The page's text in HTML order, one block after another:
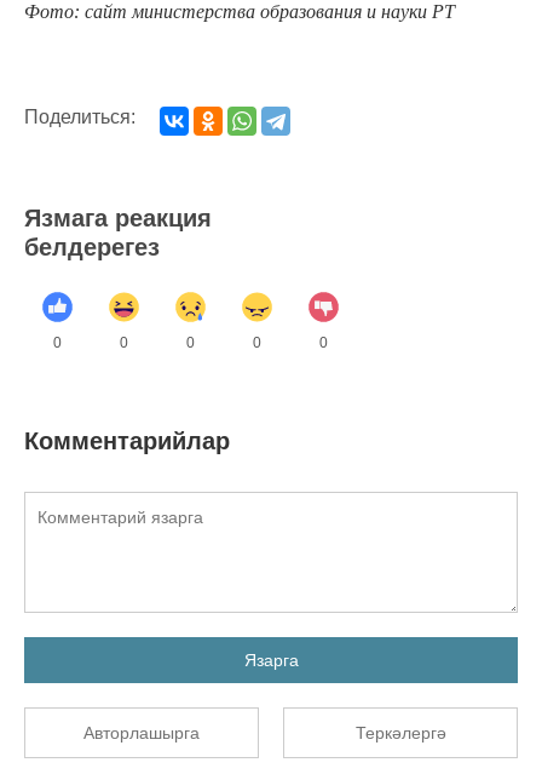
Фото: сайт министерства образования и науки РТ
Поделиться:
Язмага реакция
белдерегез
0 0 0 0 0
Комментарийлар
Язарга
Авторлашырга Теркәлергә